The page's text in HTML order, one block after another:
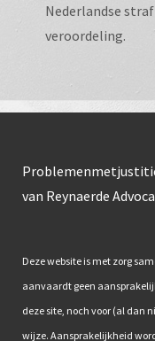
Nederlandse
veroordeling.
van Reynaerde
Deze website is met zorg
aanvaardt geen
deze site, noch voor (al dan
wijze. Aansprakelijkheid